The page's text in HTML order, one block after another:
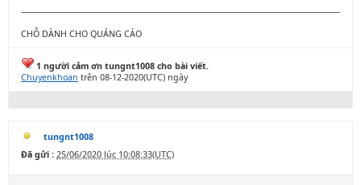
CHỖ DÀNH CHO QUẢNG CÁO
1 người cảm ơn tungnt1008 cho bài viết.
Chuyenkhoan trên 08-12-2020(UTC) ngày
tungnt1008
Đã gửi : 25/06/2020 lúc 10:08:33(UTC)